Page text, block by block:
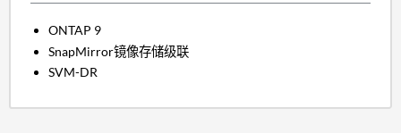
ONTAP 9
SnapMirror镜像存储级联
SVM-DR